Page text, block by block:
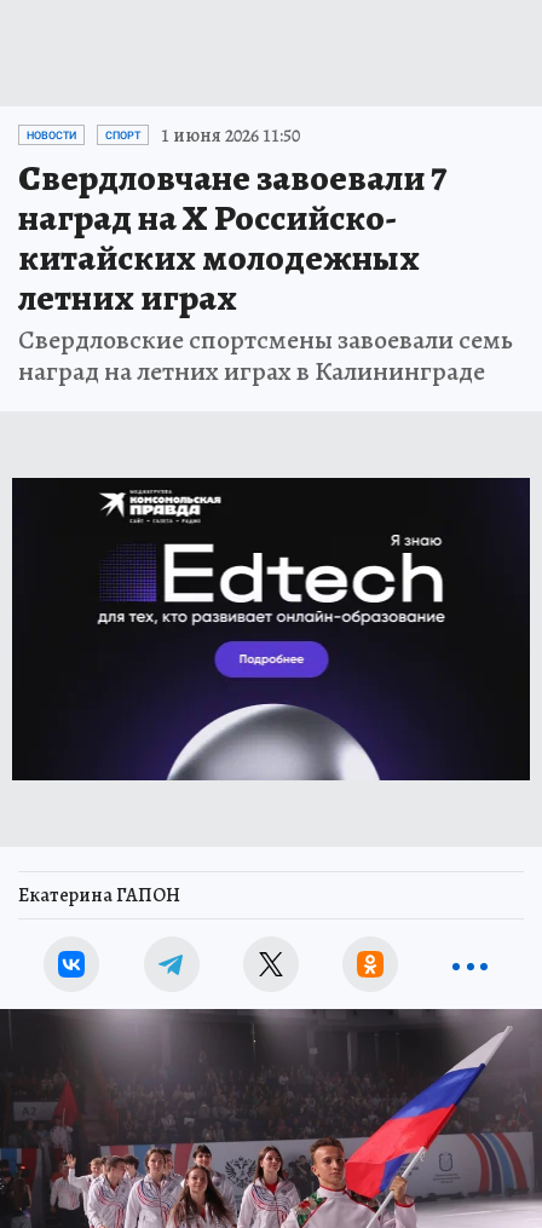
НОВОСТИ СПОРТ 1 июня 2026 11:50
Свердловчане завоевали 7
наград на X Российско-
китайских молодежных
летних играх
Свердловские спортсмены завоевали семь
наград на летних играх в Калининграде
Екатерина ГАПОН